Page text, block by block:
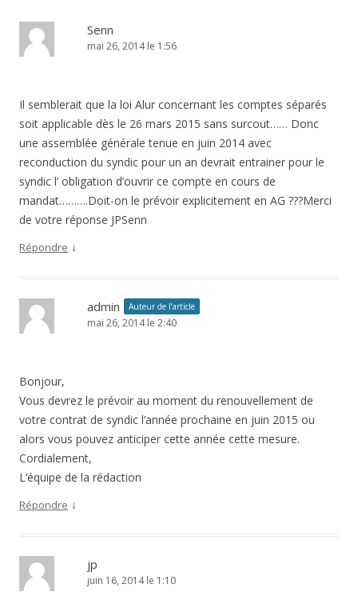
Senn
mai 26, 2014 le 1:56
Il semblerait que la loi Alur concernant les comptes séparés
soit applicable dès le 26 mars 2015 sans surcout…… Donc
une assemblée générale tenue en juin 2014 avec
reconduction du syndic pour un an devrait entrainer pour le
syndic l’ obligation d’ouvrir ce compte en cours de
mandat……….Doit-on le prévoir explicitement en AG ???Merci
de votre réponse JPSenn
Répondre ↓
admin Auteur de l’article
mai 26, 2014 le 2:40
Bonjour,
Vous devrez le prévoir au moment du renouvellement de
votre contrat de syndic l’année prochaine en juin 2015 ou
alors vous pouvez anticiper cette année cette mesure.
Cordialement,
L’équipe de la rédaction
Répondre ↓
jp
juin 16, 2014 le 1:10